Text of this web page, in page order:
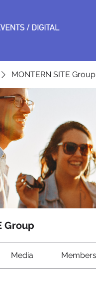
MONTERN SITE Group
Group
Media Members